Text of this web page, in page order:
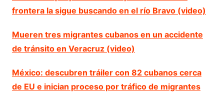
frontera la sigue buscando en el río Bravo (video)
Mueren tres migrantes cubanos en un accidente
de tránsito en Veracruz (video)
México: descubren tráiler con 82 cubanos cerca
de EU e inician proceso por tráfico de migrantes